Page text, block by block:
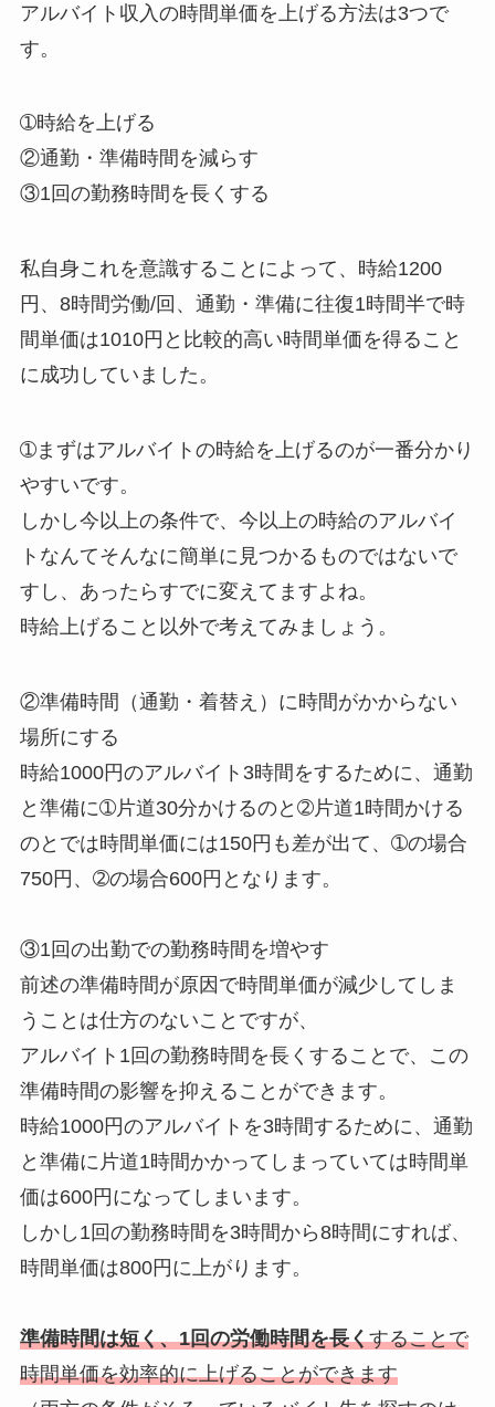
アルバイト収入の時間単価を上げる方法は3つで
す。
➀時給を上げる
②通勤・準備時間を減らす
③1回の勤務時間を長くする
私自身これを意識することによって、時給1200
円、8時間労働/回、通勤・準備に往復1時間半で時
間単価は1010円と比較的高い時間単価を得ること
に成功していました。
➀まずはアルバイトの時給を上げるのが一番分かり
やすいです。
しかし今以上の条件で、今以上の時給のアルバイ
トなんてそんなに簡単に見つかるものではないで
すし、あったらすでに変えてますよね。
時給上げること以外で考えてみましょう。
②準備時間（通勤・着替え）に時間がかからない
場所にする
時給1000円のアルバイト3時間をするために、通勤
と準備に➀片道30分かけるのと➁片道1時間かける
のとでは時間単価には150円も差が出て、➀の場合
750円、➁の場合600円となります。
③1回の出勤での勤務時間を増やす
前述の準備時間が原因で時間単価が減少してしま
うことは仕方のないことですが、
アルバイト1回の勤務時間を長くすることで、この
準備時間の影響を抑えることができます。
時給1000円のアルバイトを3時間するために、通勤
と準備に片道1時間かかってしまっていては時間単
価は600円になってしまいます。
しかし1回の勤務時間を3時間から8時間にすれば、
時間単価は800円に上がります。
準備時間は短く、1回の労働時間を長くすることで
時間単価を効率的に上げることができます